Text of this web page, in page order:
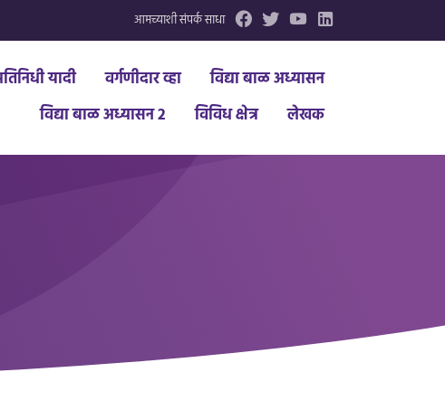
आमच्याशी संपर्क साधा
यादी वर्गणीदार व्हा
विद्या बाळ अध्यासन
विद्या बाळ अध्यासन 2
विविध क्षेत्र लेखक